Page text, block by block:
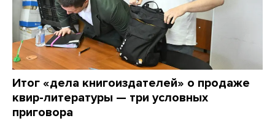
Итог «дела книгоиздателей» о продаже
квир-литературы — три условных
приговора